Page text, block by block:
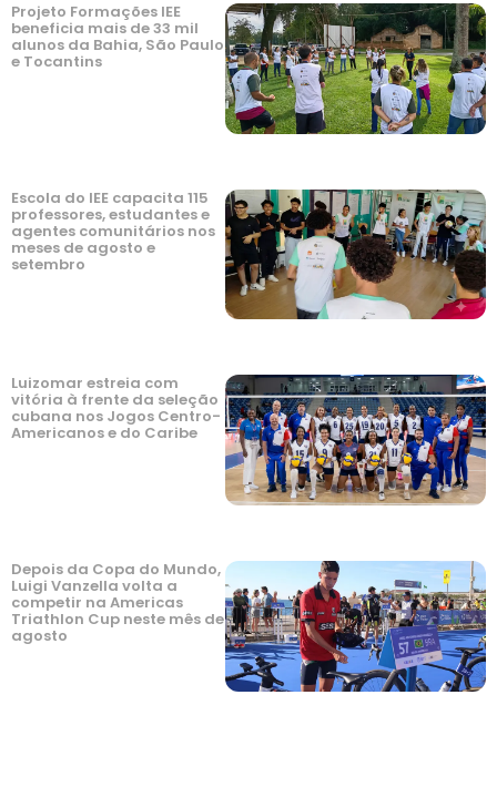
Projeto Formações IEE
beneficia mais de 33 mil
alunos da Bahia, São Paulo
e Tocantins
Escola do IEE capacita 115
professores, estudantes e
agentes comunitários nos
meses de agosto e
setembro
Luizomar estreia com
vitória à frente da seleção
cubana nos Jogos Centro-
Americanos e do Caribe
Depois da Copa do Mundo,
Luigi Vanzella volta a
competir na Americas
Triathlon Cup neste mês de
agosto